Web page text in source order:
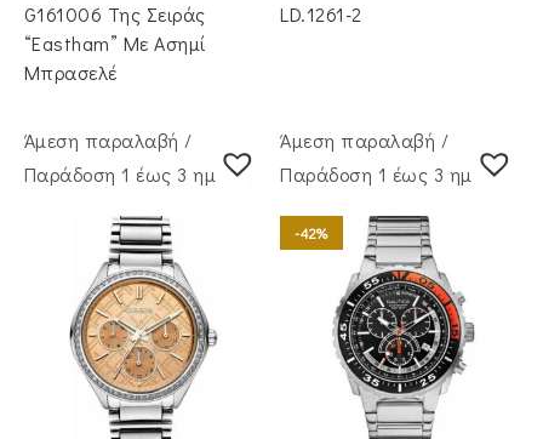
G161006 Της Σειράς
“Eastham” Με Ασημί
Μπρασελέ
LD.1261-2
Άμεση παραλαβή /
Παράδoση 1 έως 3 ημέρες
Άμεση παραλαβή /
Παράδoση 1 έως 3 ημέρες
-42%